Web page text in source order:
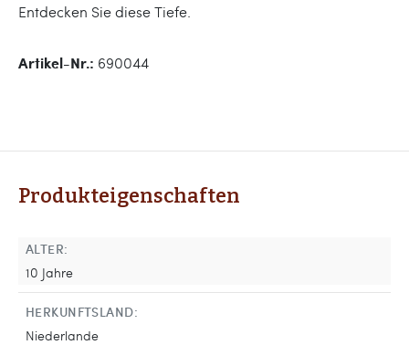
Entdecken Sie diese Tiefe.
Artikel-Nr.: 690044
Produkteigenschaften
ALTER:
10 Jahre
HERKUNFTSLAND:
Niederlande